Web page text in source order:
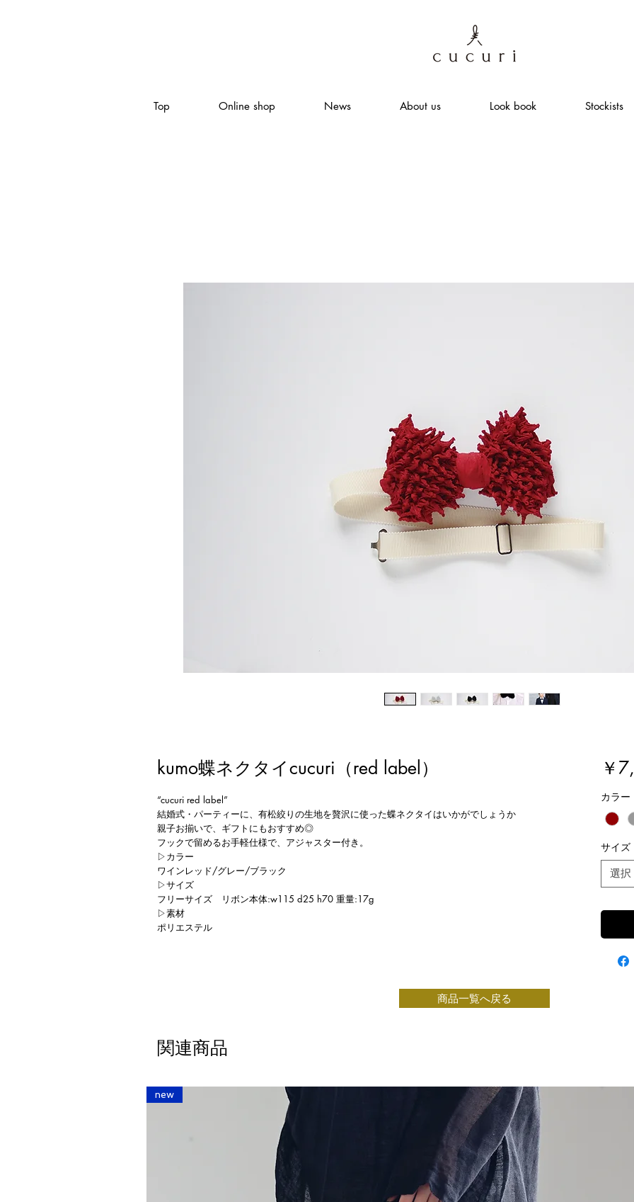
Top Online shop News About us Look book Stockists
kumo蝶ネクタイcucuri（red label）
“cucuri red label”
結婚式・パーティーに、有松絞りの生地を贅沢に使った蝶ネクタイはいかがでしょうか
親子お揃いで、ギフトにもおすすめ◎
フックで留めるお手軽仕様で、アジャスター付き。
▷カラー
ワインレッド/グレー/ブラック
▷サイズ
フリーサイズ リボン本体:w115 d25 h70 重量:17g
▷素材
ポリエステル
￥
カラー
サイズ
選択
商品一覧へ戻る
関連商品
new